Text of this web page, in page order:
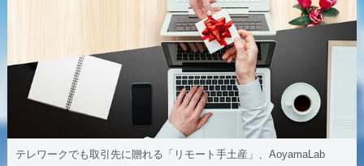
テレワークでも取引先に贈れる「リモート手土産」、AoyamaLab